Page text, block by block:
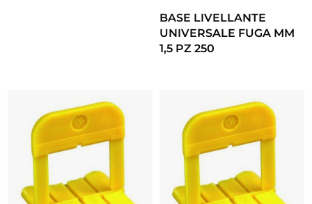
BASE LIVELLANTE
UNIVERSALE FUGA MM
1,5 PZ 250